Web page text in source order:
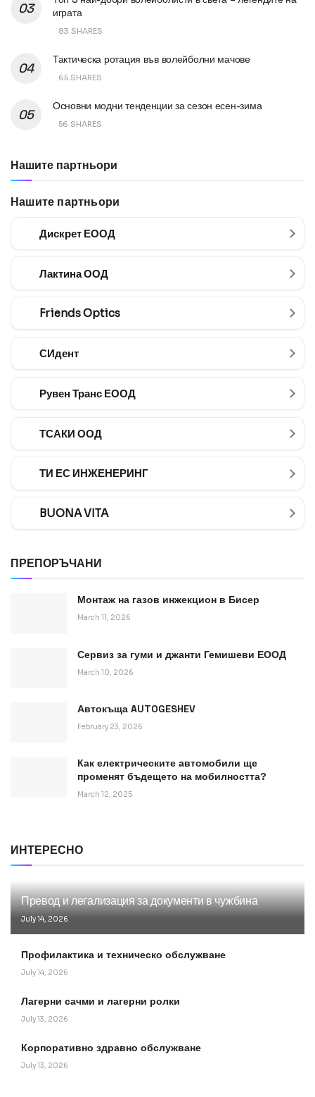
играта
83 SHARES
Тактическа ротация във волейболни мачове
65 SHARES
Основни модни тенденции за сезон есен-зима
56 SHARES
Нашите партньори
Нашите партньори
Дискрет ЕООД
Лактина ООД
Friends Optics
СИдент
Рувен Транс ЕООД
ТСАКИ ООД
ТИ ЕС ИНЖЕНЕРИНГ
BUONA VITA
ПРЕПОРЪЧАНИ
Монтаж на газов инжекцион в Бисер
March 11, 2026
Сервиз за гуми и джанти Гемишеви ЕООД
March 10, 2026
Автокъща AUTOGESHEV
February 23, 2026
Как електрическите автомобили ще
променят бъдещето на мобилността?
March 12, 2025
ИНТЕРЕСНО
Превод и легализация за документи в чужбина
July 14, 2026
Профилактика и техническо обслужване
July 14, 2026
Лагерни сачми и лагерни ролки
July 13, 2026
Корпоративно здравно обслужване
July 13, 2026